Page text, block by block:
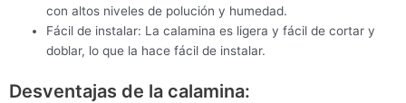
con altos niveles de polución y humedad.
Fácil de instalar: La calamina es ligera y fácil de cortar y
doblar, lo que la hace fácil de instalar.
Desventajas de la calamina: